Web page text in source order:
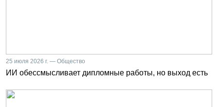
25 июля 2026 г. — Общество
ИИ обессмысливает дипломные работы, но выход есть